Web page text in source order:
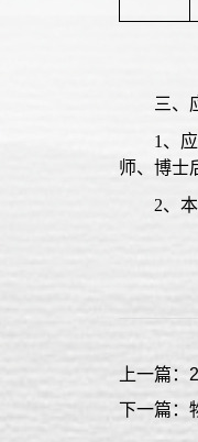
三、
1、
师、博士
2、
上一篇
下一篇：